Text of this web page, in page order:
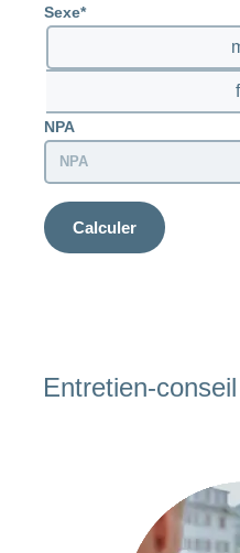
Sexe
NPA
Calculer
Entretien-